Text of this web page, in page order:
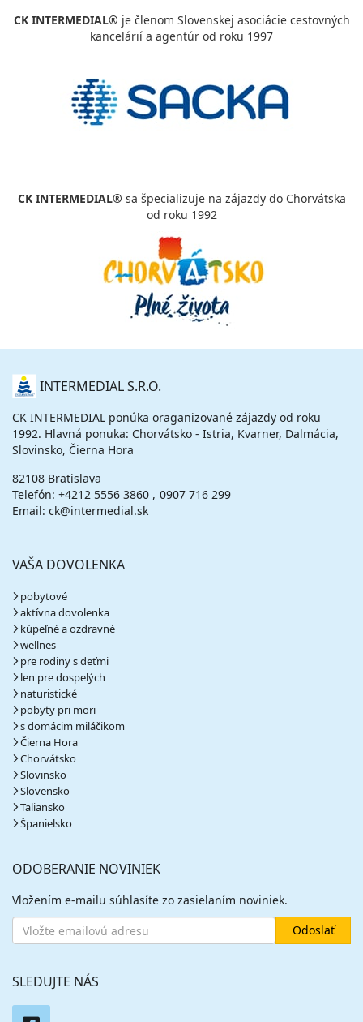
CK INTERMEDIAL® je členom Slovenskej asociácie cestovných
kancelárií a agentúr od roku 1997
CK INTERMEDIAL® sa špecializuje na zájazdy do Chorvátska
od roku 1992
O
NÁS INTERMEDIAL S.R.O.
CK INTERMEDIAL ponúka oraganizované zájazdy od roku
1992. Hlavná ponuka: Chorvátsko - Istria, Kvarner, Dalmácia,
Slovinsko, Čierna Hora
82108 Bratislava
Telefón: +4212 5556 3860
0907 716 299
Email: ck@intermedial.sk
VAŠA DOVOLENKA
pobytové
aktívna dovolenka
kúpeľné a ozdravné
wellnes
pre rodiny s deťmi
len pre dospelých
naturistické
pobyty pri mori
s domácim miláčikom
Čierna Hora
Chorvátsko
Slovinsko
Slovensko
Taliansko
Španielsko
ODOBERANIE NOVINIEK
Vložením e-mailu súhlasíte zo zasielaním noviniek.
SLEDUJTE NÁS